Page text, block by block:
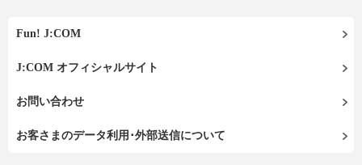
Fun! J:COM
J:COM オフィシャルサイト
お問い合わせ
お客さまのデータ利用･外部送信について